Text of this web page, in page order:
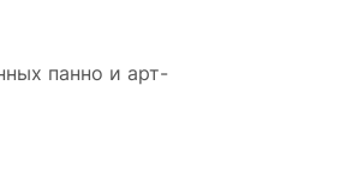
панно и арт-